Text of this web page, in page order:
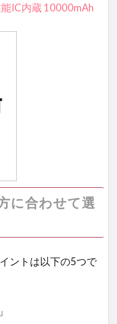
IC内蔵 10000mAh
に合わせて選
ントは以下の5つで